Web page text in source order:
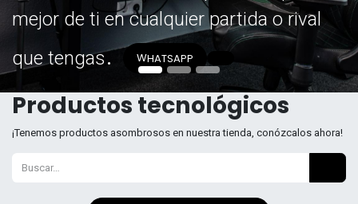
mejor de ti en cualquier partida o rival
que tengas. WHATSAPP
Productos tecnológicos
¡Tenemos productos asombrosos en nuestra tienda, conózcalos ahora!